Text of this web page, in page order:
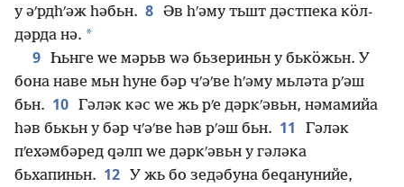
у әʹрдһʹәж һәбьн. 8 Әв һʹәму тьшт дәстпека кӧл-
дәрда нә. *
9 Һьнге ԝе мәрьв ԝә бьзериньн у бькӧжьн. У
бона наве мьн һуне бәр чʹәʹве һʹәму мьләта рʹәш
бьн. 10 Гәләк кәс ԝе жь рʹе дәркʹәвьн, нәмамийа
һәв бькьн у бәр чʹәʹве һәв рʹәш бьн. 11
Гәләк
пʹехәмбәред ԛәлп ԝе дәркʹәвьн у гәләка
бьхапиньн. 12
У жь бо зедәбуна беԛанунийе,